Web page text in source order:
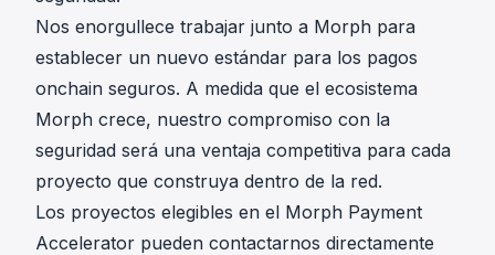
Nos enorgullece trabajar junto a Morph para
establecer un nuevo estándar para los pagos
onchain seguros. A medida que el ecosistema
Morph crece, nuestro compromiso con la
seguridad será una ventaja competitiva para cada
proyecto que construya dentro de la red.
Los proyectos elegibles en el Morph Payment
Accelerator pueden contactarnos directamente